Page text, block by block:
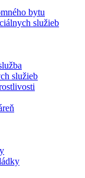
bytu
služieb
služieb